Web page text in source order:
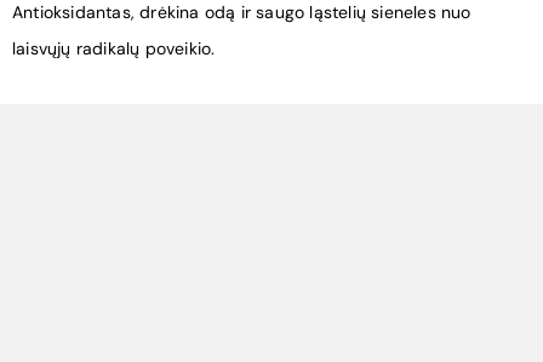
Antioksidantas, drėkina odą ir saugo ląstelių sieneles nuo
laisvųjų radikalų poveikio.